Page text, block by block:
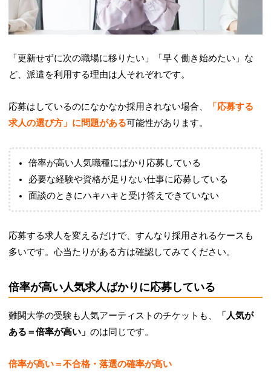
「更新せずに次の職場に移りたい」「早く働き始めたい」な
ど、派遣を利用する理由は人それぞれです。
応募はしているのになかなか採用されない場合、
「応募する
求人の選び方」に問題がある可能性があります。
倍率が高い人気職種にばかり応募している
必要な経験や資格が足りない仕事に応募している
面談のときにハキハキと受け答えできていない
応募する求人を変えるだけで、すんなり採用されるケースも
多いです。心当たりがある方は確認してみてください。
倍率が高い人気求人ばかりに応募している
難関大学の受験も人気アーティストのチケットも、
「人気が
ある＝倍率が高い」のは同じです。
倍率が高い＝不合格・落選の確率が高い